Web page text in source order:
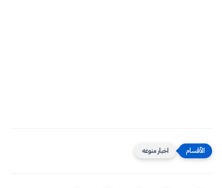
اخبار منوعه